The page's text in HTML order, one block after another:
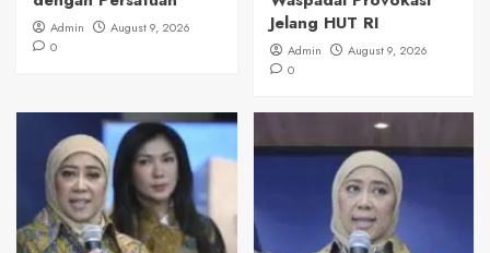
Admin
August 9, 2026
0
Jelang HUT RI
Admin
August 9, 2026
0